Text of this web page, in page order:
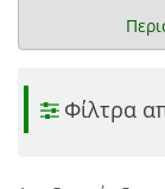
Φίλτρα